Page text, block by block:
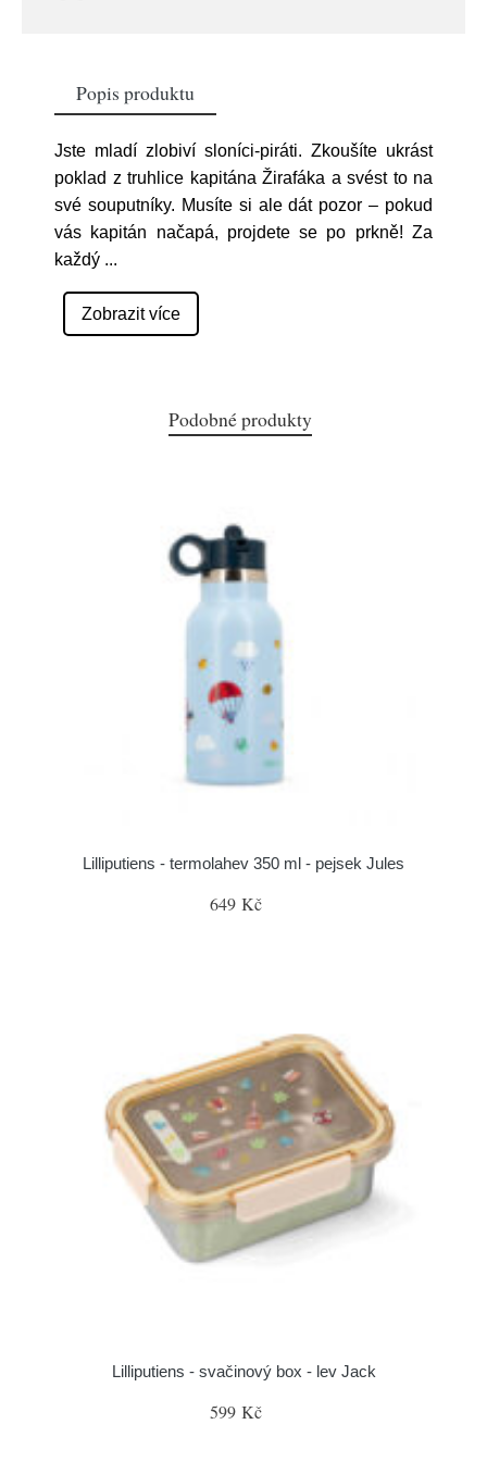
Popis produktu
Jste mladí zlobiví sloníci-piráti. Zkoušíte ukrást
poklad z truhlice kapitána Žirafáka a svést to na
své souputníky. Musíte si ale dát pozor – pokud
vás kapitán načapá, projdete se po prkně! Za
každý ...
Zobrazit více
Podobné produkty
Lilliputiens - termolahev 350 ml - pejsek Jules
649 Kč
Lilliputiens - svačinový box - lev Jack
599 Kč